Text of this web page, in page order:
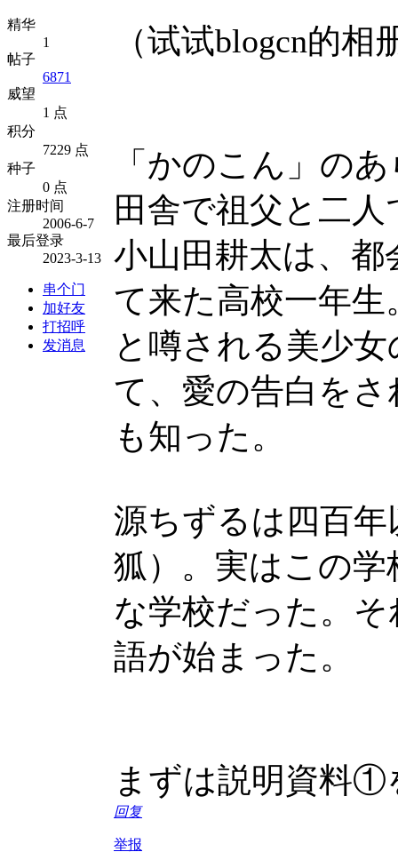
精华
1
帖子
6871
威望
1 点
积分
7229 点
种子
0 点
注册时间
2006-6-7
最后登录
2023-3-13
串个门
加好友
打招呼
发消息
（试试blogcn的相
「かのこん」の
田舎で祖父と二
小山田耕太は、
て来た高校一年
と噂される美少
て、愛の告白を
も知った。
源ちずるは四百
狐）。実はこの
な学校だった。
語が始まった。
まずは説明資料①
回复
举报